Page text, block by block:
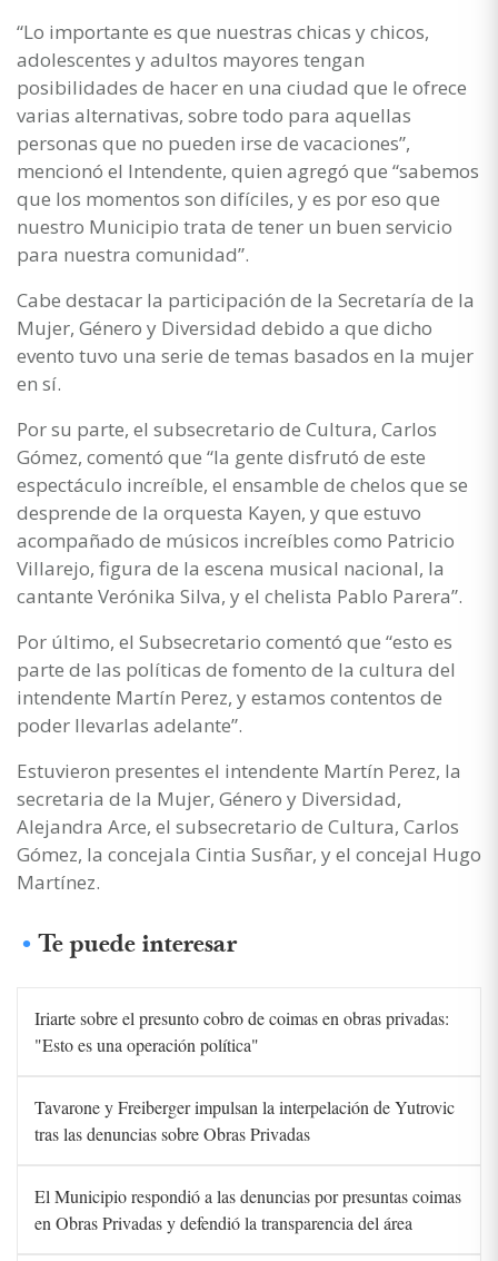
“Lo importante es que nuestras chicas y chicos,
adolescentes y adultos mayores tengan
posibilidades de hacer en una ciudad que le ofrece
varias alternativas, sobre todo para aquellas
personas que no pueden irse de vacaciones”,
mencionó el Intendente, quien agregó que “sabemos
que los momentos son difíciles, y es por eso que
nuestro Municipio trata de tener un buen servicio
para nuestra comunidad”.
Cabe destacar la participación de la Secretaría de la
Mujer, Género y Diversidad debido a que dicho
evento tuvo una serie de temas basados en la mujer
en sí.
Por su parte, el subsecretario de Cultura, Carlos
Gómez, comentó que “la gente disfrutó de este
espectáculo increíble, el ensamble de chelos que se
desprende de la orquesta Kayen, y que estuvo
acompañado de músicos increíbles como Patricio
Villarejo, figura de la escena musical nacional, la
cantante Verónika Silva, y el chelista Pablo Parera”.
Por último, el Subsecretario comentó que “esto es
parte de las políticas de fomento de la cultura del
intendente Martín Perez, y estamos contentos de
poder llevarlas adelante”.
Estuvieron presentes el intendente Martín Perez, la
secretaria de la Mujer, Género y Diversidad,
Alejandra Arce, el subsecretario de Cultura, Carlos
Gómez, la concejala Cintia Susñar, y el concejal Hugo
Martínez.
Te puede interesar
Iriarte sobre el presunto cobro de coimas en obras privadas:
"Esto es una operación política"
Tavarone y Freiberger impulsan la interpelación de Yutrovic
tras las denuncias sobre Obras Privadas
El Municipio respondió a las denuncias por presuntas coimas
en Obras Privadas y defendió la transparencia del área